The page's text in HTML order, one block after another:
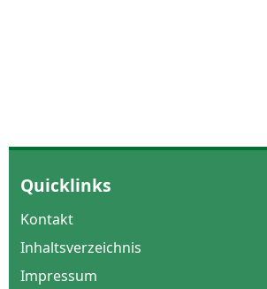
Quicklinks
Kontakt
Inhaltsverzeichnis
Impressum